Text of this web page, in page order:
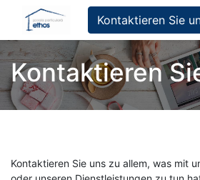
Kontaktieren Sie
Kontaktieren
Kontaktieren Sie uns zu allem, was mit